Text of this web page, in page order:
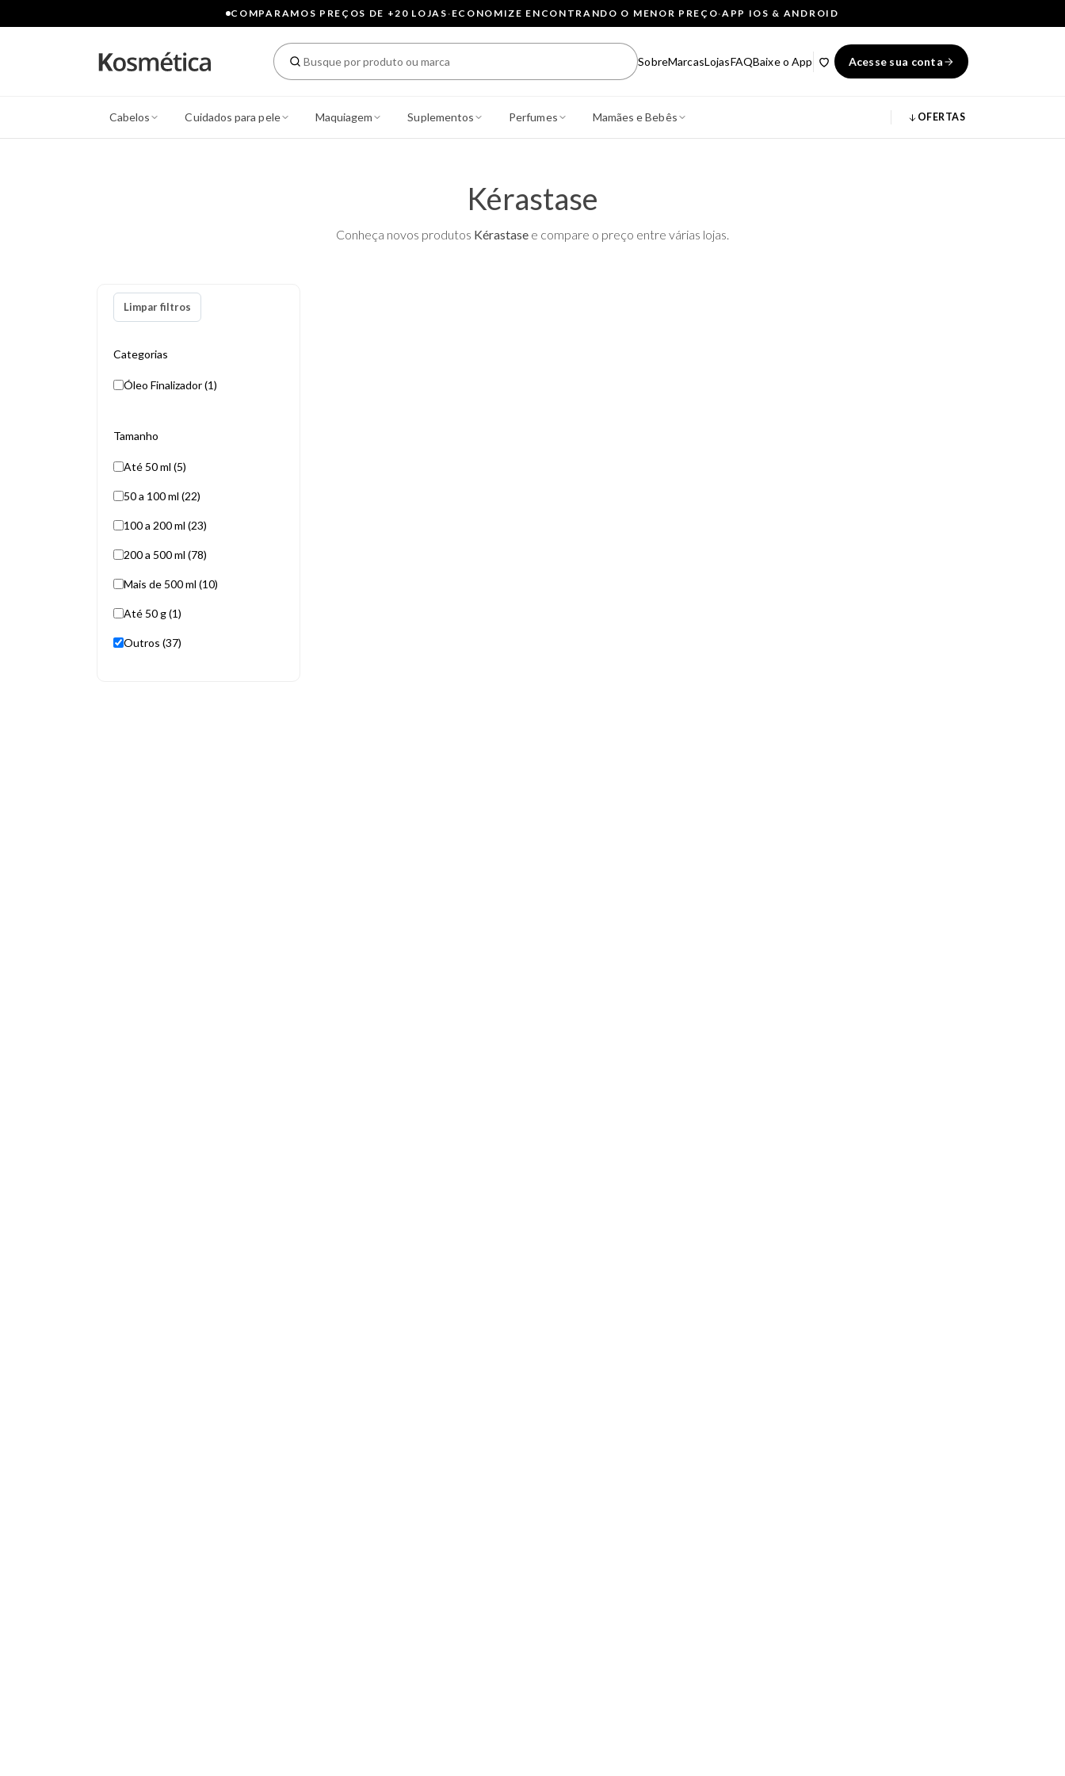
COMPARAMOS PREÇOS DE +20 LOJAS· ECONOMIZE ENCONTRANDO O MENOR PREÇO·APP IOS & ANDROID
SobreMarcasLojasFAQBaixe o App Acesse sua conta
Cabelos Cuidados para pele Maquiagem Suplementos Perfumes Mamães e Bebês OFERTAS
Kérastase
Conheça novos produtos Kérastase e compare o preço entre várias lojas.
Limpar filtros
Categorias
Óleo Finalizador (1)
Tamanho
Até 50 ml (5)
50 a 100 ml (22)
100 a 200 ml (23)
200 a 500 ml (78)
Mais de 500 ml (10)
Até 50 g (1)
Outros (37)